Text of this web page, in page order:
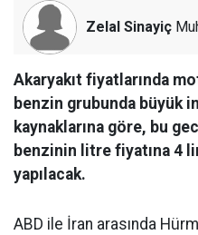
Zelal Sinayiç
Akaryakıt fiyatlarında
benzin grubunda büyük
kaynaklarına göre, bu
benzinin litre fiyatına 4
yapılacak.
ABD ile İran arasında